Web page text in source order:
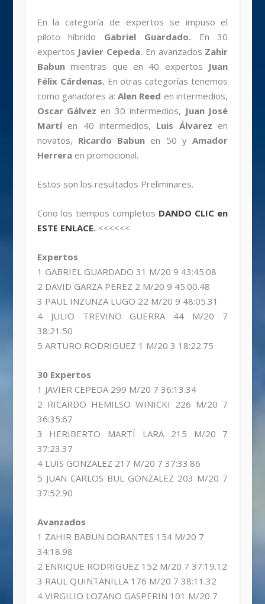
En la categoría de expertos se impuso el
piloto híbrido Gabriel Guardado. En 30
expertos Javier Cepeda. En avanzados Zahir
Babunmientras que en 40 expertos Juan
Félix Cárdenas. En otras categorías tenemos
como ganadores a: Alen Reed en intermedios,
Oscar Gálvez en 30 intermedios, Juan José
Martíen 40 intermedios, Luis Álvarez en
novatos, Ricardo Babun en 50 yAmador
Herreraen promocional.
Estos son los resultados Preliminares.
Cono los tiempos completos DANDO CLIC en
ESTE ENLACE. <<<<<<
Expertos
1 GABRIEL GUARDADO 31 M/20 9 43:45.08
2 DAVID GARZA PEREZ 2 M/20 9 45:00.48
3 PAUL INZUNZA LUGO 22 M/20 9 48:05.31
4 JULIO TREVINO GUERRA 44 M/20 7
38:21.50
5 ARTURO RODRIGUEZ 1 M/20 3 18:22.75
30 Expertos
1 JAVIER CEPEDA 299 M/20 7 36:13.34
2 RICARDO HEMILSO WINICKI 226 M/20 7
36:35.67
3 HERIBERTO MARTÍ LARA 215 M/20 7
37:23.37
4 LUIS GONZALEZ 217 M/20 7 37:33.86
5 JUAN CARLOS BUL GONZALEZ 203 M/20 7
37:52.90
Avanzados
1 ZAHIR BABUN DORANTES 154 M/20 7
34:18.98
2 ENRIQUE RODRIGUEZ 152 M/20 7 37:19.12
3 RAUL QUINTANILLA 176 M/20 7 38:11.32
4 VIRGILIO LOZANO GASPERIN 101 M/20 7